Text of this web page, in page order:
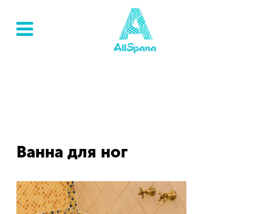
Ванна для ног